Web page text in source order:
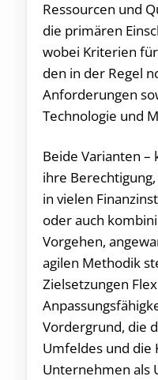
Ressourcen und
die primären
wobei Kriterien
den in der Regel
Anforderungen
Technologie und
Beide Varianten –
ihre
in vielen
oder auch
Vorgehen,
agilen Methodik
Zielsetzungen
Vordergrund, die
Umfeldes und die
Unternehmen als